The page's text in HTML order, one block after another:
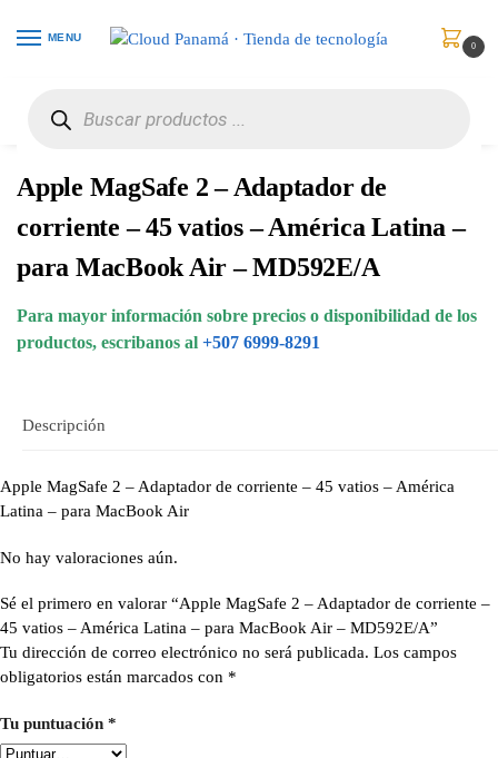
MENU
0
Apple MagSafe 2 – Adaptador de
corriente – 45 vatios – América Latina –
para MacBook Air – MD592E/A
Para mayor información sobre precios o disponibilidad de los
productos, escribanos al +507 6999-8291
Descripción
Apple MagSafe 2 – Adaptador de corriente – 45 vatios – América
Latina – para MacBook Air
No hay valoraciones aún.
Sé el primero en valorar “Apple MagSafe 2 – Adaptador de corriente –
45 vatios – América Latina – para MacBook Air – MD592E/A”
Tu dirección de correo electrónico no será publicada. Los campos
obligatorios están marcados con *
Tu puntuación *